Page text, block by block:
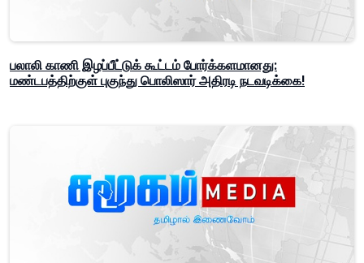
பலாலி காணி இழப்பீட்டுக் கூட்டம் போர்க்களமானது:
மண்டபத்திற்குள் புகுந்து பொலிஸார் அதிரடி நடவடிக்கை!